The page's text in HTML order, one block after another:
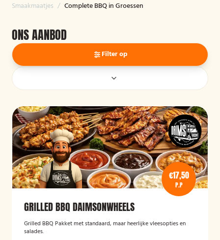
Smaakmaatjes / Complete BBQ in Groessen
ONS AANBOD
Filter op
€17,50
P.P
GRILLED BBQ DAIMSONWHEELS
Grilled BBQ Pakket met standaard, maar heerlijke vleesopties en
salades.